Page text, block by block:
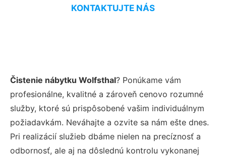
KONTAKTUJTE NÁS
Čistenie nábytku Wolfsthal? Ponúkame vám
profesionálne, kvalitné a zároveň cenovo rozumné
služby, ktoré sú prispôsobené vašim individuálnym
požiadavkám. Neváhajte a ozvite sa nám ešte dnes.
Pri realizácií služieb dbáme nielen na precíznosť a
odbornosť, ale aj na dôslednú kontrolu vykonanej